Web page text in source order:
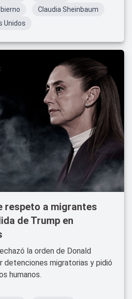
Claudia Sheinbaum
Unidos
respeto a migrantes
de Trump en
la orden de Donald
detenciones migratorias y pidió
humanos.